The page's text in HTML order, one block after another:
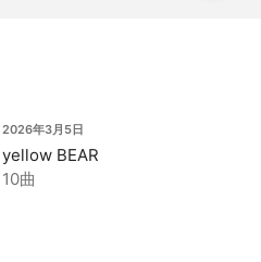
2026年3月5日
yellow BEAR
10曲